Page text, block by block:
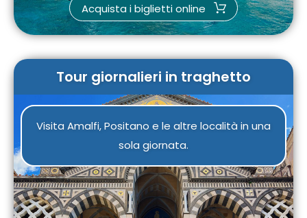
Acquista i biglietti online
Tour giornalieri in traghetto
Visita Amalfi, Positano e le altre località in una
sola giornata.